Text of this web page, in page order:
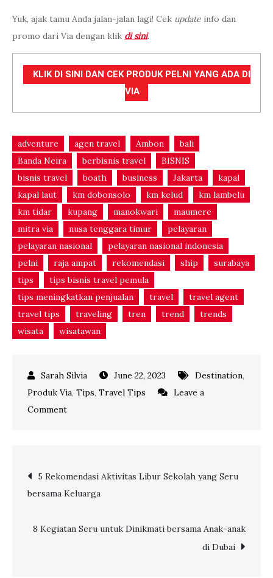
Yuk, ajak tamu Anda jalan-jalan lagi! Cek update info dan
promo dari Via dengan klik di sini.
KLIK DI SINI DAN CEK PRODUK PELNI YANG ADA DI
VIA
adventure agen travel Ambon
bali
Banda Neira
berbisnis travel
BISNIS
bisnis travel
boath business Jakarta
kapal
kapal laut
km dobonsolo km kelud
km lambelu
km tidar
kupang manokwari
maumere
mitra via
nusa tenggara timur
pelayaran
pelayaran nasional
pelayaran nasional indonesia
pelni
raja ampat rekomendasi ship
surabaya
tips
tips bisnis travel pemula
tips meningkatkan penjualan
travel
travel agent
travel tips
traveling tren trend
trends
wisata
wisatawan
June 22, 2023 Destination,
Produk Via, Tips, Travel Tips
Leave a
Commenton
Naik
Kapal
Jelajah
Post
navigation
5 Rekomendasi Aktivitas Libur Sekolah yang Seru
bersama Keluarga
8 Kegiatan Seru untuk Dinikmati bersama Anak-anak
di Dubai